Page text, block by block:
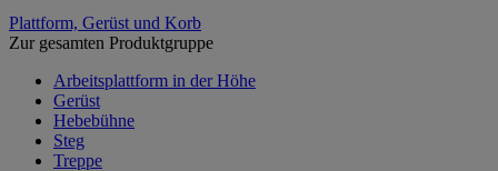
Plattform, Gerüst und Korb
Zur gesamten Produktgruppe
Arbeitsplattform in der Höhe
Gerüst
Hebebühne
Steg
Treppe